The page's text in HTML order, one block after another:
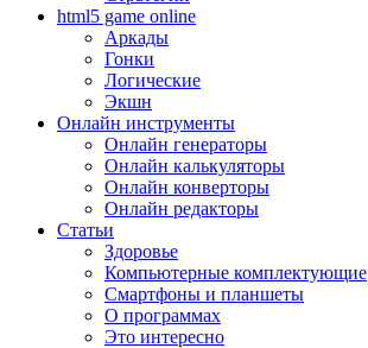
html5 game online
Аркады
Гонки
Логические
Экшн
Онлайн инструменты
Онлайн генераторы
Онлайн калькуляторы
Онлайн конверторы
Онлайн редакторы
Статьи
Здоровье
Компьютерные комплектующие
Смартфоны и планшеты
О программах
Это интересно